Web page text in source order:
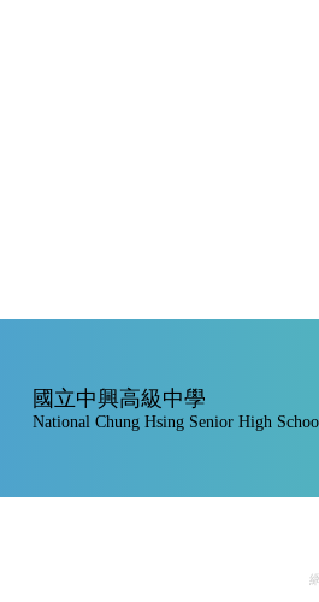
國立中興高級中學
National Chung Hsing Senior High